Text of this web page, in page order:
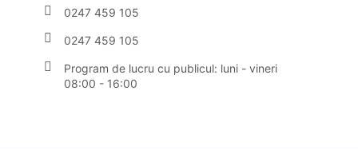
0247 459 105
0247 459 105
Program de lucru cu publicul: luni - vineri
08:00 - 16:00